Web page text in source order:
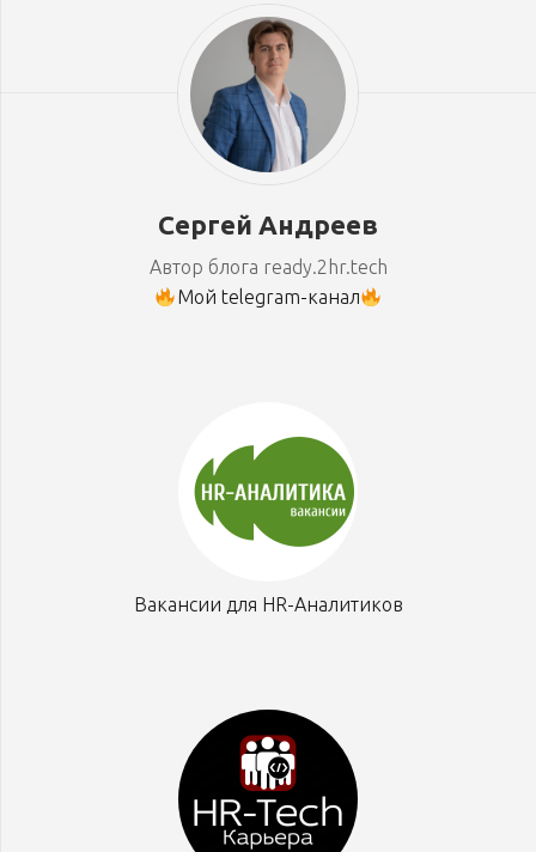
Сергей Андреев
Автор блога ready.2hr.tech
Мой telegram-канал
Вакансии для HR-Аналитиков